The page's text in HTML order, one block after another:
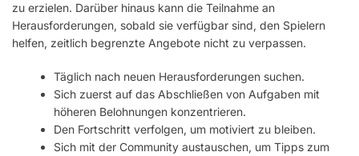
zu erzielen. Darüber hinaus kann die Teilnahme an
Herausforderungen, sobald sie verfügbar sind, den Spielern
helfen, zeitlich begrenzte Angebote nicht zu verpassen.
Täglich nach neuen Herausforderungen suchen.
Sich zuerst auf das Abschließen von Aufgaben mit
höheren Belohnungen konzentrieren.
Den Fortschritt verfolgen, um motiviert zu bleiben.
Sich mit der Community austauschen, um Tipps zum